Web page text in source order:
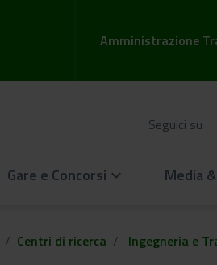
Amministrazione
Seguici su
Gare e Concorsi keyboard_arrow_down Media
Centri di ricerca Ingegneria e